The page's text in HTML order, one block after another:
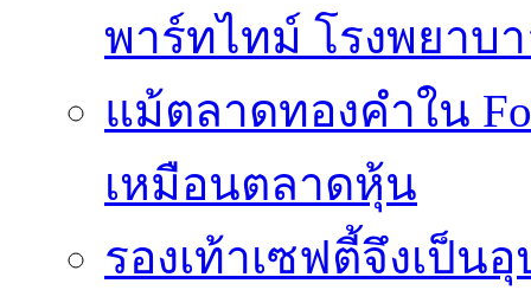
พาร์ทไทม์ โรงพยาบ
แม้ตลาดทองคำใน
เหมือนตลาดหุ้น
รองเท้าเซฟตี้จึงเป็